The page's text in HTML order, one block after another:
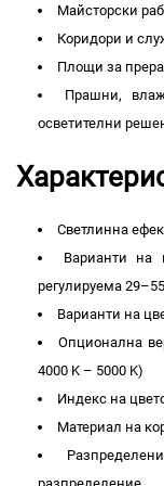
Майсторски
Коридори и
Площи за
Прашни,
осветителни
Светлинна
Варианти
регулируема
Варианти на
Опционална
4000 K – 5000 K)
Индекс на
Материал на